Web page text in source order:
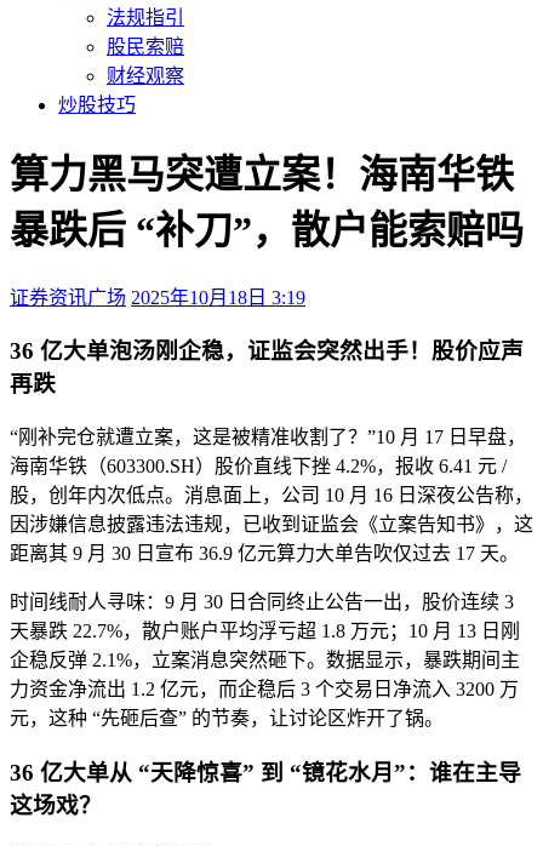
法规指引
股民索赔
财经观察
炒股技巧
算力黑马突遭立案！海南华铁
暴跌后 “补刀”，散户能索赔吗
证券资讯广场 2025年10月18日 3:19
36 亿大单泡汤刚企稳，证监会突然出手！股价应声
再跌
“刚补完仓就遭立案，这是被精准收割了？”10 月 17 日早盘，
海南华铁（603300.SH）股价直线下挫 4.2%，报收 6.41 元 /
股，创年内次低点。消息面上，公司 10 月 16 日深夜公告称，
因涉嫌信息披露违法违规，已收到证监会《立案告知书》，这
距离其 9 月 30 日宣布 36.9 亿元算力大单告吹仅过去 17 天。
时间线耐人寻味：9 月 30 日合同终止公告一出，股价连续 3
天暴跌 22.7%，散户账户平均浮亏超 1.8 万元；10 月 13 日刚
企稳反弹 2.1%，立案消息突然砸下。数据显示，暴跌期间主
力资金净流出 1.2 亿元，而企稳后 3 个交易日净流入 3200 万
元，这种 “先砸后查” 的节奏，让讨论区炸开了锅。
36 亿大单从 “天降惊喜” 到 “镜花水月”：谁在主导
这场戏？